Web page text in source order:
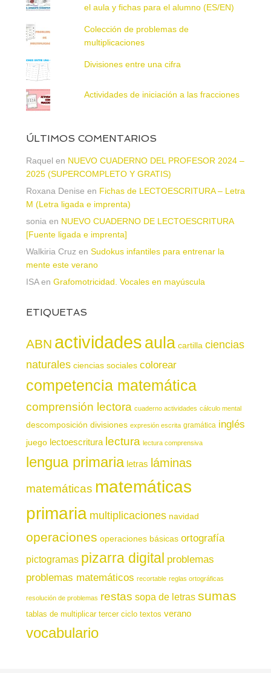
el aula y fichas para el alumno (ES/EN)
Colección de problemas de
multiplicaciones
Divisiones entre una cifra
Actividades de iniciación a las fracciones
ÚLTIMOS COMENTARIOS
Raquel en NUEVO CUADERNO DEL PROFESOR 2024 –
2025 (SUPERCOMPLETO Y GRATIS)
Roxana Denise en Fichas de LECTOESCRITURA – Letra
M (Letra ligada e imprenta)
sonia en NUEVO CUADERNO DE LECTOESCRITURA
[Fuente ligada e imprenta]
Walkiria Cruz en Sudokus infantiles para entrenar la
mente este verano
ISAen Grafomotricidad. Vocales en mayúscula
ETIQUETAS
ABN actividadesaula cartilla ciencias
naturales ciencias sociales colorear
competencia matemática
comprensión lectora cuaderno actividades cálculo mental
descomposición divisiones expresión escrita gramática inglés
juego lectoescritura lectura lectura comprensiva
lengua primaria letras láminas
matemáticas matemáticas
primaria multiplicaciones navidad
operaciones operaciones básicas ortografía
pictogramas pizarra digital problemas
problemas matemáticos recortable reglas ortográficas
resolución de problemas restas sopa de letras sumas
tablas de multiplicar tercer ciclo textos verano
vocabulario